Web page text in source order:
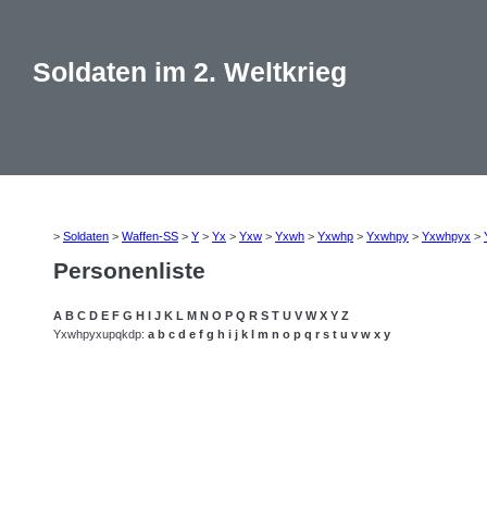
Soldaten im 2. Weltkrieg
> Soldaten > Waffen-SS > Y > Yx > Yxw > Yxwh > Yxwhp > Yxwhpy > Yxwhpyx >
Personenliste
A B C D E F G H I J K L M N O P Q R S T U V W X Y Z
Yxwhpyxupqkdp: a b c d e f g h i j k l m n o p q r s t u v w x y